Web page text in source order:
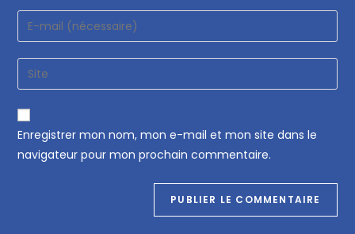
Enregistrer mon nom, mon e-mail et mon site dans le
navigateur pour mon prochain commentaire.